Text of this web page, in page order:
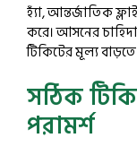
হ্যাঁ, আন্তর্জাতিক
করে। আসনের চাহিদা
টিকিটের মূল্য
সঠিক
পরামর্শ